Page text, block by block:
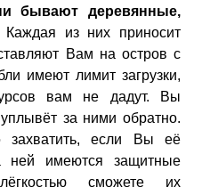
бывают деревянные,
Каждая из них приносит
Вам на остров с
имеют лимит загрузки,
вам не дадут. Вы
за ними обратно.
если Вы её
имеются защитные
сможете их